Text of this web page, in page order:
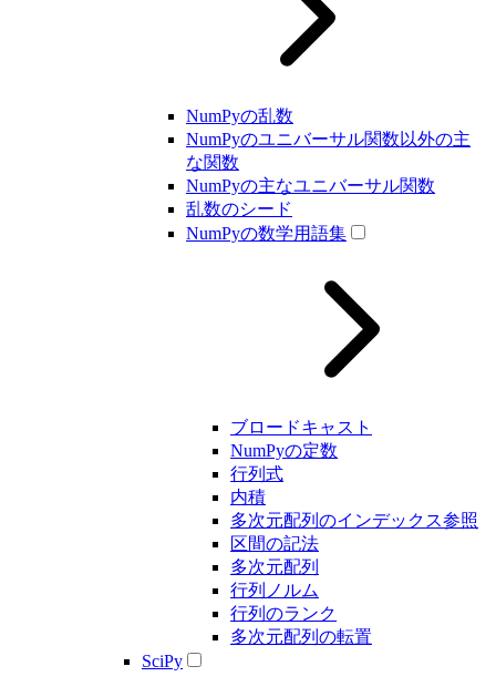
NumPyの乱数
NumPyのユニバーサル関数以外の主
な関数
NumPyの主なユニバーサル関数
乱数のシード
NumPyの数学用語集
ブロードキャスト
NumPyの定数
行列式
内積
多次元配列のインデックス参照
区間の記法
多次元配列
行列ノルム
行列のランク
多次元配列の転置
SciPy